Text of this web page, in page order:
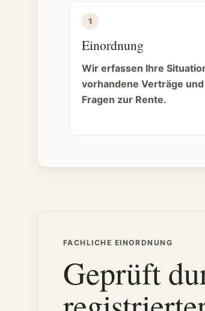
Einordnung
Wir erfassen Ihre
vorhandene Verträge
Fragen zur Rente.
FACHLICHE EINORDNUNG
Geprüft